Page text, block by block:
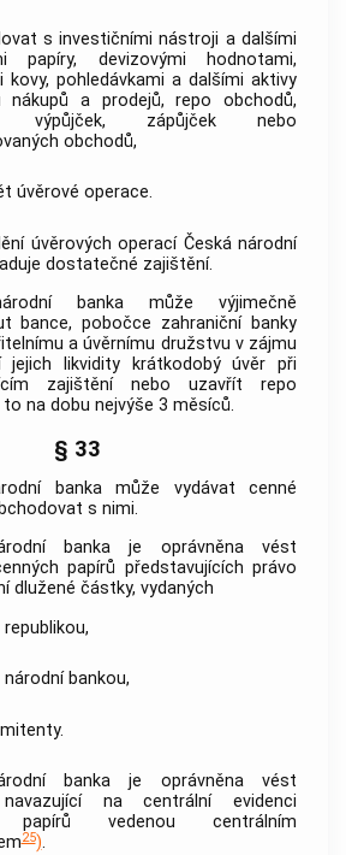
s investičními nástroji a dalšími
papíry, devizovými hodnotami,
kovy, pohledávkami a dalšími aktivy
nákupů a prodejů,repo obchodů,
výpůjček, zápůjček nebo
obchodů,
úvěrové operace.
úvěrových operací Česká národní
dostatečné zajištění.
banka může výjimečně
bance, pobočce zahraniční banky
a úvěrnímu družstvu v zájmu
jejich likvidity krátkodobý úvěr při
zajištění nebo uzavřít repo
to na dobu nejvýše 3 měsíců.
§ 33
bankamůže vydávat cenné
s nimi.
banka je oprávněna vést
papírů představujících právo
dlužené částky, vydaných
národní bankou,
banka je oprávněna vést
na centrální evidenci
papírů vedenou centrálním
25).